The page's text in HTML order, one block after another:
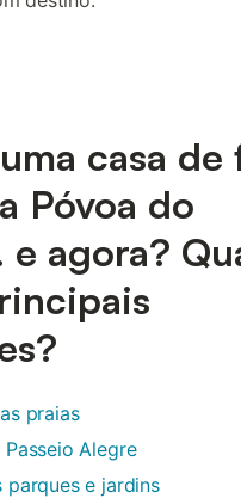
casa de
Póvoa do
e agora?
praias
Alegre
parques e jardins